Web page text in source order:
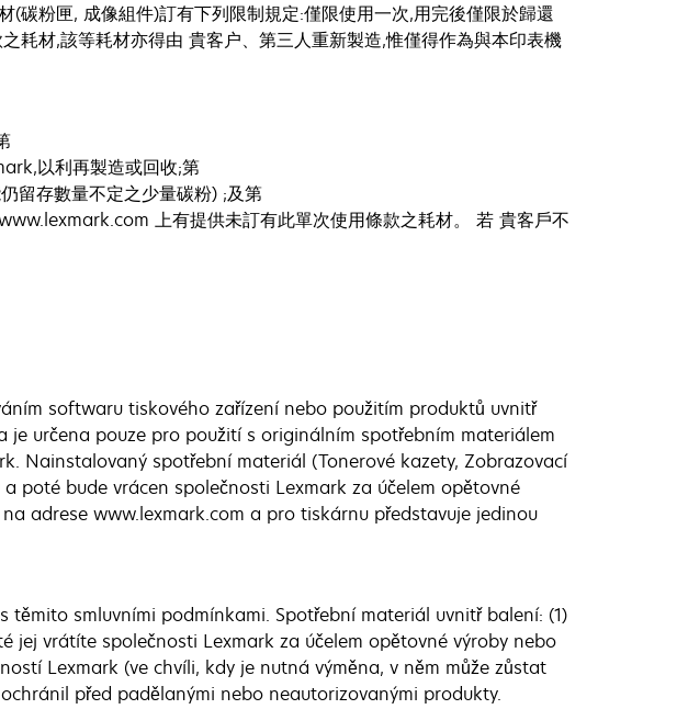
粉匣, 成像組件)訂有下列限制規定:僅限使用一次,用完後僅限於歸還
材,該等耗材亦得由 貴客户、第三人重新製造,惟僅得作為與本印表機
以利再製造或回收;第
留存數量不定之少量碳粉) ;及第
上有提供未訂有此單次使用條款之耗材。 若 貴客戶不
softwaru tiskového zařízení nebo použitím produktů uvnitř
určena pouze pro použití s originálním spotřebním materiálem
Nainstalovaný spotřební materiál (Tonerové kazety, Zobrazovací
poté bude vrácen společnosti Lexmark za účelem opětovné
adrese www.lexmark.com a pro tiskárnu představuje jedinou
smluvními podmínkami. Spotřební materiál uvnitř balení: (1)
jej vrátíte společnosti Lexmark za účelem opětovné výroby nebo
Lexmark (ve chvíli, kdy je nutná výměna, v něm může zůstat
před padělanými nebo neautorizovanými produkty.